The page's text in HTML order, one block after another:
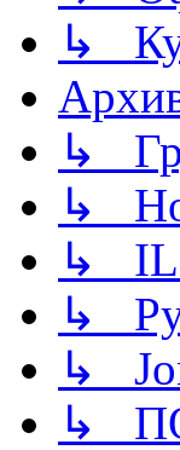
↳
↳
↳
↳
↳
↳
↳